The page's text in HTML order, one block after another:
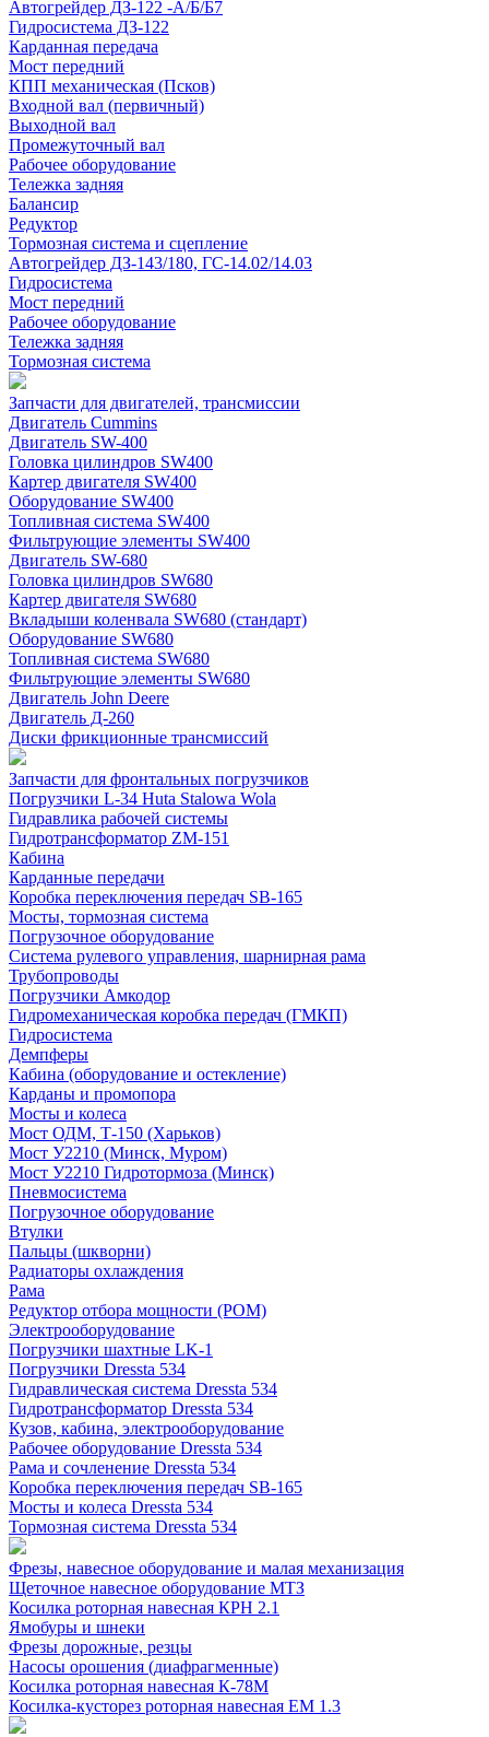
Автогрейдер ДЗ-122 -А/Б/Б7
Гидросистема ДЗ-122
Карданная передача
Мост передний
КПП механическая (Псков)
Входной вал (первичный)
Выходной вал
Промежуточный вал
Рабочее оборудование
Тележка задняя
Балансир
Редуктор
Тормозная система и сцепление
Автогрейдер ДЗ-143/180, ГС-14.02/14.03
Гидросистема
Мост передний
Рабочее оборудование
Тележка задняя
Тормозная система
Запчасти для двигателей, трансмиссии
Двигатель Cummins
Двигатель SW-400
Головка цилиндров SW400
Картер двигателя SW400
Оборудование SW400
Топливная система SW400
Фильтрующие элементы SW400
Двигатель SW-680
Головка цилиндров SW680
Картер двигателя SW680
Вкладыши коленвала SW680 (стандарт)
Оборудование SW680
Топливная система SW680
Фильтрующие элементы SW680
Двигатель John Deere
Двигатель Д-260
Диски фрикционные трансмиссий
Запчасти для фронтальных погрузчиков
Погрузчики L-34 Huta Stalowa Wola
Гидравлика рабочей системы
Гидротрансформатор ZM-151
Кабина
Карданные передачи
Коробка переключения передач SB-165
Мосты, тормозная система
Погрузочное оборудование
Система рулевого управления, шарнирная рама
Трубопроводы
Погрузчики Амкодор
Гидромеханическая коробка передач (ГМКП)
Гидросистема
Демпферы
Кабина (оборудование и остекление)
Карданы и промопора
Мосты и колеса
Мост ОДМ, Т-150 (Харьков)
Мост У2210 (Минск, Муром)
Мост У2210 Гидротормоза (Минск)
Пневмосистема
Погрузочное оборудование
Втулки
Пальцы (шкворни)
Радиаторы охлаждения
Рама
Редуктор отбора мощности (РОМ)
Электрооборудование
Погрузчики шахтные LK-1
Погрузчики Dressta 534
Гидравлическая система Dressta 534
Гидротрансформатор Dressta 534
Кузов, кабина, электрооборудование
Рабочее оборудование Dressta 534
Рама и сочленение Dressta 534
Коробка переключения передач SB-165
Мосты и колеса Dressta 534
Тормозная система Dressta 534
Фрезы, навесное оборудование и малая механизация
Щеточное навесное оборудование МТЗ
Косилка роторная навесная КРН 2.1
Ямобуры и шнеки
Фрезы дорожные, резцы
Насосы орошения (диафрагменные)
Косилка роторная навесная К-78М
Косилка-кусторез роторная навесная ЕМ 1.3